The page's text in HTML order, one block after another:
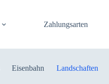
Zahlungsarten
Eisenbahn Landschaften